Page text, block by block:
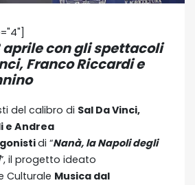
aprile con gli spettacoli
Franco Riccardi e
del calibro di Sal Da Vinci,
e Andrea
di “Nanà, la Napoli degli
”, il progetto ideato
Culturale Musica dal